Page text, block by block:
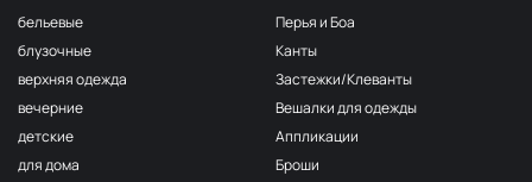
бельевые
блузочные
верхняя одежда
вечерние
детские
для дома
Перья и Боа
Канты
Застежки/Клеванты
Вешалки для одежды
Аппликации
Броши